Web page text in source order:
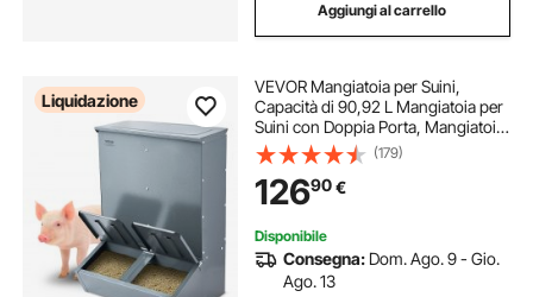
Aggiungi al carrello
Liquidazione
VEVOR Mangiatoia per Suini,
Capacità di 90,92 L Mangiatoia per
Suini con Doppia Porta, Mangiatoia
per Suinetti in Acciaio Resistente,
Mangiatoia per Bestiame all'Aperto,
per Nutrire Fino a 8 Maiali
(179)
12690€
Disponibile
Consegna: Dom. Ago. 9 - Gio.
Ago. 13